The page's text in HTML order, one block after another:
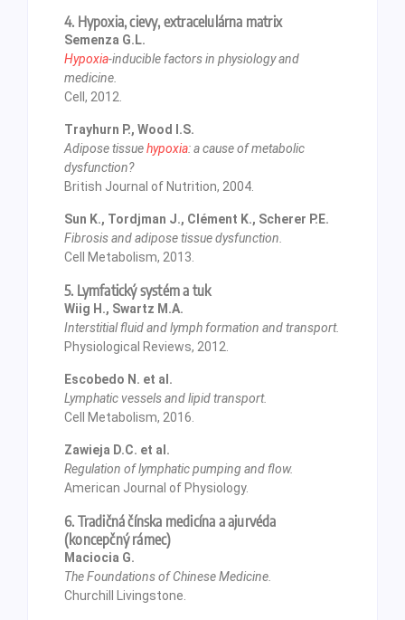
4. Hypoxia, cievy, extracelulárna matrix
Semenza G.L.
Hypoxia-inducible factors in physiology and
medicine.
Cell, 2012.
Trayhurn P., Wood I.S.
Adipose tissuehypoxia: a cause of metabolic
dysfunction?
British Journal of Nutrition, 2004.
Sun K., Tordjman J., Clément K., Scherer P.E.
Fibrosis and adipose tissue dysfunction.
Cell Metabolism, 2013.
5. Lymfatický systém a tuk
Wiig H., Swartz M.A.
Interstitial fluid and lymph formation and transport.
Physiological Reviews, 2012.
Escobedo N. et al.
Lymphatic vessels and lipid transport.
Cell Metabolism, 2016.
Zawieja D.C. et al.
Regulation of lymphatic pumping and flow.
American Journal of Physiology.
6. Tradičná čínska medicína a ajurvéda
(koncepčný rámec)
Maciocia G.
The Foundations of Chinese Medicine.
Churchill Livingstone.